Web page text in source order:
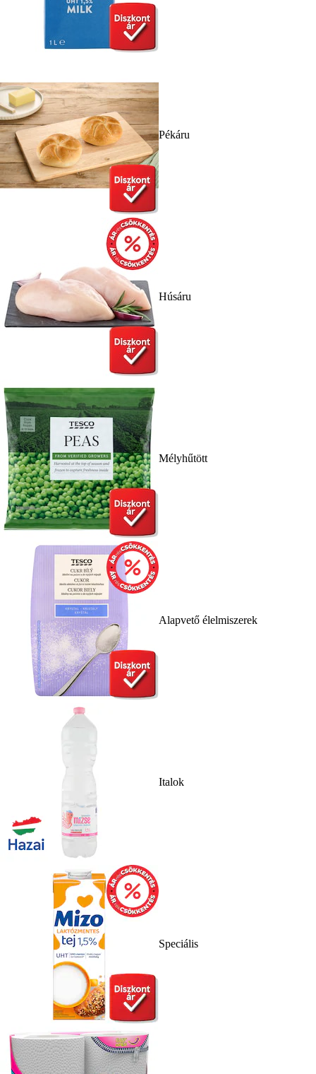
Pékáru
Húsáru
Mélyhűtött
Alapvető élelmiszerek
Italok
Speciális